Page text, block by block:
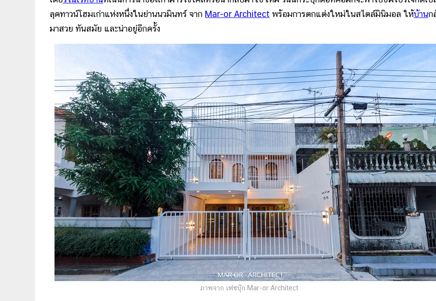
ลุคทาวน์โฮมเก่าแห่งหนึ่งในย่านนวมินทร์ จาก Mar-or Architect พร้อมการตกแต่งใหม่ในสไตล์มินิมอล ให้บ้านก
มาสวย ทันสมัย และน่าอยู่อีกครั้ง
ภาพจาก เฟซบุ๊ก Mar-or Architect